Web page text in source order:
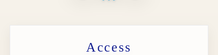
Access